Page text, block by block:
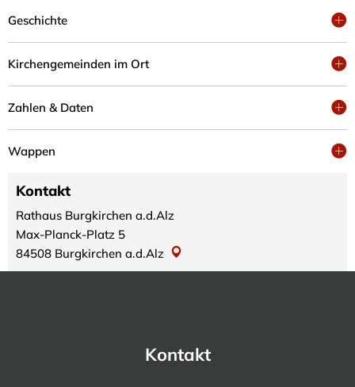
Geschichte
Kirchengemeinden im Ort
Zahlen & Daten
Wappen
Kontakt
Rathaus Burgkirchen a.d.Alz
Max-Planck-Platz 5
84508 Burgkirchen a.d.Alz
Kontakt